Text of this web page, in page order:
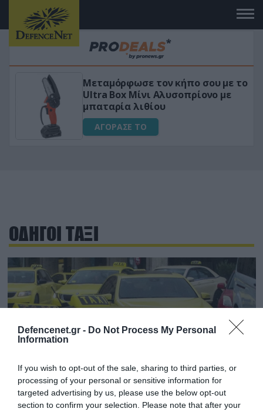
Defencenet.gr - Do Not Process My Personal
Information
If you wish to opt-out of the sale, sharing to third parties, or
processing of your personal or sensitive information for
targeted advertising by us, please use the below opt-out
section to confirm your selection. Please note that after your
Μεταμόρφωσε τον κήπο σου με το
Ultra Box Μίνι Αλυσοπρίονο με
μπαταρία λιθίου
ΑΓΟΡΑΣΕ ΤΟ
ΟΔΗΓΟΙ ΤΑΞΙ